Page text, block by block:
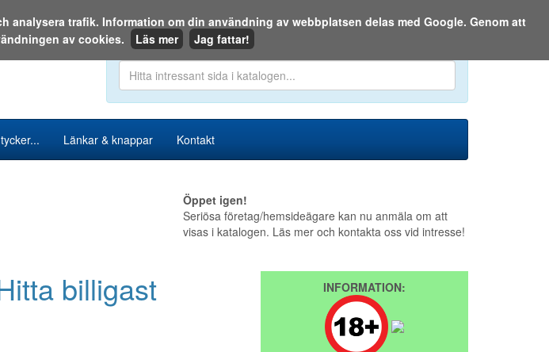
Den 6 augusti 2026
Sök i katalogen eller på webben:
Länkar & knappar Kontakt
Öppet igen!
Seriösa företag/hemsideägare kan nu anmäla om att
visas i katalogen. Läs mer och kontakta oss vid intresse!
billigast
INFORMATION:
trafik. Information om din användning av webbplatsen delas med Google. Genom att
av cookies.
Läs mer Jag fattar!